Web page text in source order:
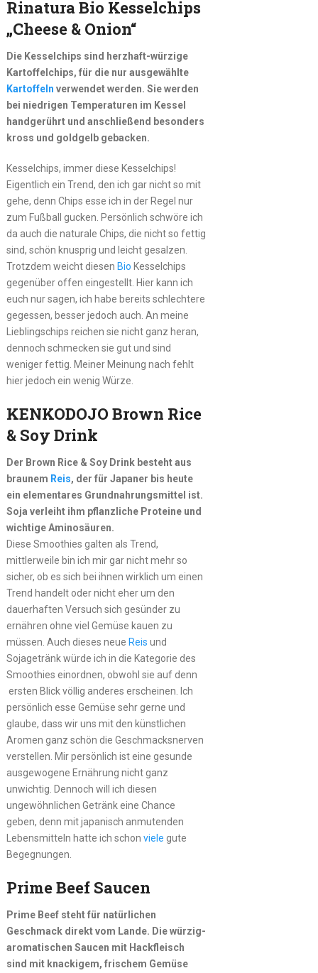
Rinatura Bio Kesselchips
„Cheese & Onion“
Die Kesselchips sind herzhaft-würzige
Kartoffelchips, für die nur ausgewählte
Kartoffeln verwendet werden. Sie werden
bei niedrigen Temperaturen im Kessel
handgerührt und anschließend besonders
kross und goldgelb gebacken.
Kesselchips, immer diese Kesselchips!
Eigentlich ein Trend, den ich gar nicht so mit
gehe, denn Chips esse ich in der Regel nur
zum Fußball gucken. Persönlich schwöre ich
da auch die naturale Chips, die nicht so fettig
sind, schön knusprig und leicht gesalzen.
Trotzdem weicht diesen Bio Kesselchips
gegenüber offen eingestellt. Hier kann ich
euch nur sagen, ich habe bereits schlechtere
gegessen, besser jedoch auch. An meine
Lieblingschips reichen sie nicht ganz heran,
dennoch schmecken sie gut und sind
weniger fettig. Meiner Meinung nach fehlt
hier jedoch ein wenig Würze.
KENKODOJO Brown Rice
& Soy Drink
Der Brown Rice & Soy Drink besteht aus
braunem Reis, der für Japaner bis heute
ein elementares Grundnahrungsmittel ist.
Soja verleiht ihm pflanzliche Proteine und
wichtige Aminosäuren.
Diese Smoothies galten als Trend,
mittlerweile bin ich mir gar nicht mehr so
sicher, ob es sich bei ihnen wirklich um einen
Trend handelt oder nicht eher um den
dauerhaften Versuch sich gesünder zu
ernähren ohne viel Gemüse kauen zu
müssen. Auch dieses neue Reis und
Sojagetränk würde ich in die Kategorie des
Smoothies einordnen, obwohl sie auf denn
ersten Blick völlig anderes erscheinen. Ich
persönlich esse Gemüse sehr gerne und
glaube, dass wir uns mit den künstlichen
Aromen ganz schön die Geschmacksnerven
verstellen. Mir persönlich ist eine gesunde
ausgewogene Ernährung nicht ganz
unwichtig. Dennoch will ich diesen
ungewöhnlichen Getränk eine Chance
geben, denn mit japanisch anmutenden
Lebensmitteln hatte ich schon viele gute
Begegnungen.
Prime Beef Saucen
Prime Beef steht für natürlichen
Geschmack direkt vom Lande. Die würzig-
aromatischen Saucen mit Hackfleisch
sind mit knackigem, frischem Gemüse